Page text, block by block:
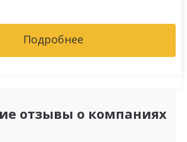
Подробнее
отзывы о компаниях